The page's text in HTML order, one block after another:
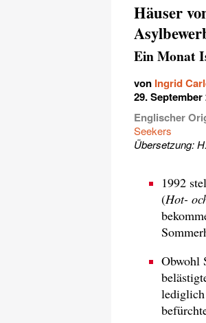
Häuser
Ein Monat
von Ingrid
29. September
Englischer
Seekers
Übersetzung:
1992
(Hot-
Obwohl